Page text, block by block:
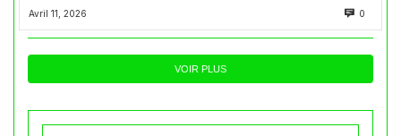
Avril 11, 2026 0
VOIR PLUS